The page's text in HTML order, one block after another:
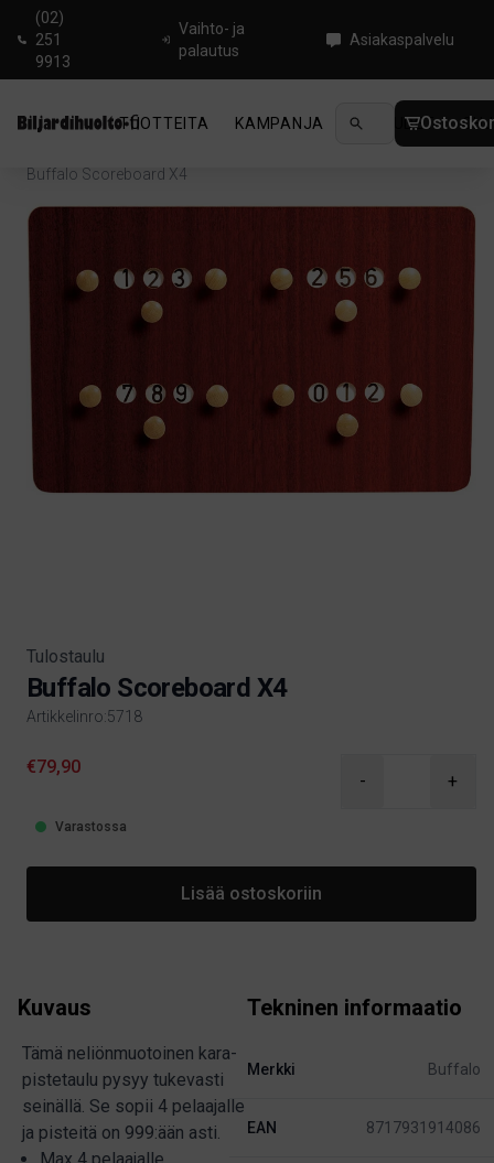
(02)
251
9913
Vaihto- ja
palautus
Asiakaspalvelu
TUOTTEITA KAMPANJA UUTUUDET
Tulostaulu /
Buffalo Scoreboard X4
Tulostaulu
Buffalo Scoreboard X4
Artikkelinro:5718
Product information
€79,90
- +
Varastossa
Lisää ostoskoriin
Kuvaus
Tämä neliönmuotoinen kara-
pistetaulu pysyy tukevasti
seinällä. Se sopii 4 pelaajalle
ja pisteitä on 999:ään asti.
Tekninen informaatio
Merkki Buffalo
EAN 8717931914086